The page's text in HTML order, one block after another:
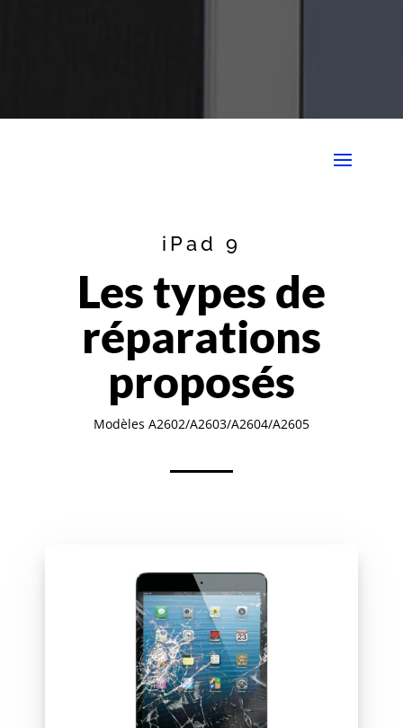
iPad 9
Les types de
réparations
proposés
Modèles A2602/A2603/A2604/A2605